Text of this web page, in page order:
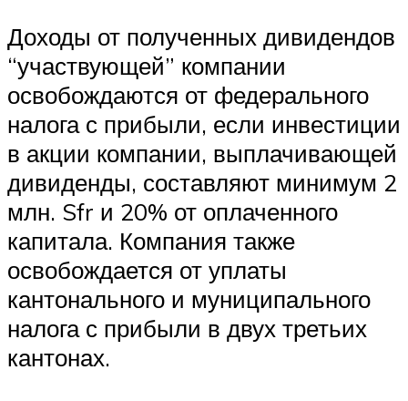
Доходы от полученных дивидендов
“участвующей” компании
освобождаются от федерального
налога с прибыли, если инвестиции
в акции компании, выплачивающей
дивиденды, составляют минимум 2
млн. Sfr и 20% от оплаченного
капитала. Компания также
освобождается от уплаты
кантонального и муниципального
налога с прибыли в двух третьих
кантонах.